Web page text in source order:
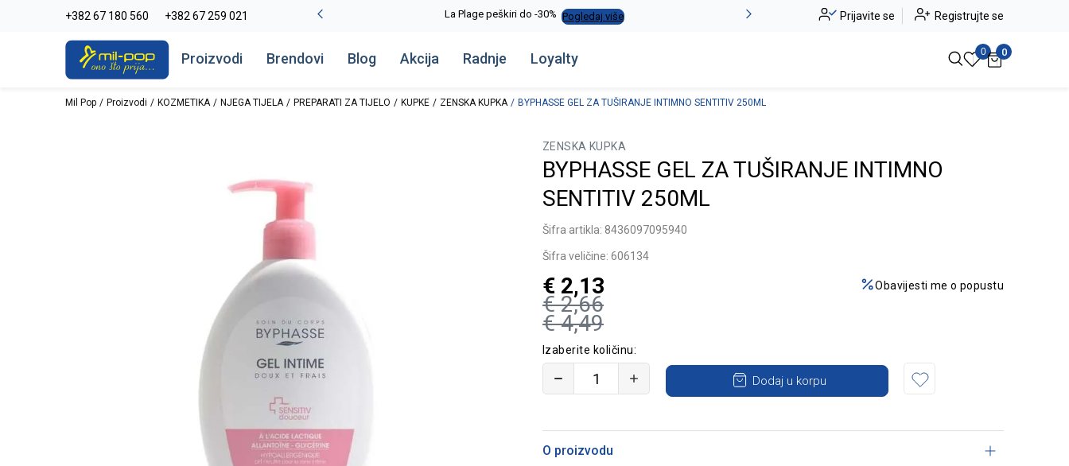
+382 67 180 560 +382 67 259 021
-20% na kompletan asortiman Pogledaj više La Plage peškiri do -30% Pogledaj više Alma Ras do -50% Pogledaj više
Prijavite se Registrujte se
Proizvodi Brendovi Blog Akcija Radnje Loyalty 0 0
Mil Pop Proizvodi KOZMETIKA NJEGA TIJELA PREPARATI ZA TIJELO KUPKE ZENSKA KUPKA BYPHASSE GEL ZA TUŠIRANJE INTIMNO SENTITIV 250ML
ZENSKA KUPKA
BYPHASSE GEL ZA TUŠIRANJE INTIMNO
SENTITIV 250ML
Šifra artikla: 8436097095940
Šifra veličine: 606134
€ 4,49
€ 2,66
€ 2,13 Obavijesti me o popustu
Izaberite količinu:
Dodaj u korpu
O proizvodu